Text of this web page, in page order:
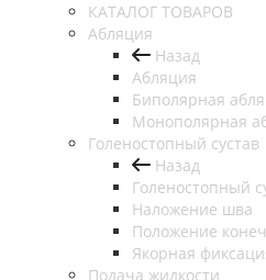
КАТАЛОГ ТОВАРОВ
Абляция
Назад
Абляция
Биполярная
Монополярная
Голеностопный сустав
Назад
Голеностопный
Наложение шва
Положение
Якорная
Подача жидкости